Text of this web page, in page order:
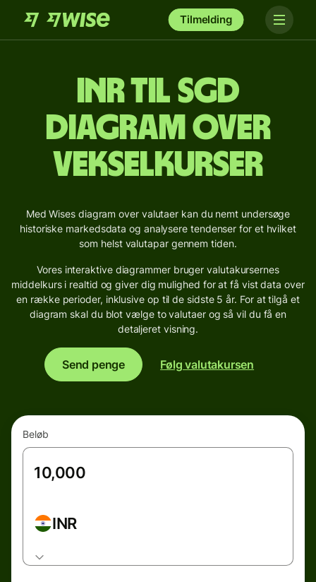
Tilmelding
INR til SGD
Diagram over
vekselkurser
Med Wises diagram over valutaer kan du nemt undersøge
historiske markedsdata og analysere tendenser for et hvilket
som helst valutapar gennem tiden.
Vores interaktive diagrammer bruger valutakursernes
middelkurs i realtid og giver dig mulighed for at få vist data over
en række perioder, inklusive op til de sidste 5 år. For at tilgå et
diagram skal du blot vælge to valutaer og så vil du få en
detaljeret visning.
Send penge Følg valutakursen
Beløb
INR